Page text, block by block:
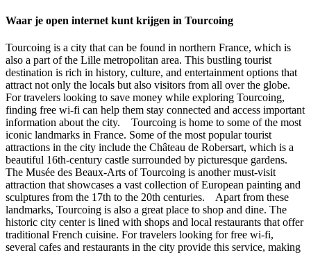
Waar je open internet kunt krijgen in Tourcoing
Tourcoing is a city that can be found in northern France, which is
also a part of the Lille metropolitan area. This bustling tourist
destination is rich in history, culture, and entertainment options that
attract not only the locals but also visitors from all over the globe.
For travelers looking to save money while exploring Tourcoing,
finding free wi-fi can help them stay connected and access important
information about the city. Tourcoing is home to some of the most
iconic landmarks in France. Some of the most popular tourist
attractions in the city include the Château de Robersart, which is a
beautiful 16th-century castle surrounded by picturesque gardens.
The Musée des Beaux-Arts of Tourcoing is another must-visit
attraction that showcases a vast collection of European painting and
sculptures from the 17th to the 20th centuries. Apart from these
landmarks, Tourcoing is also a great place to shop and dine. The
historic city center is lined with shops and local restaurants that offer
traditional French cuisine. For travelers looking for free wi-fi,
several cafes and restaurants in the city provide this service, making